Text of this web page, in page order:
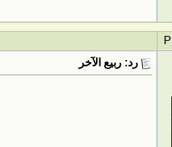
رد: ربيع الآخر